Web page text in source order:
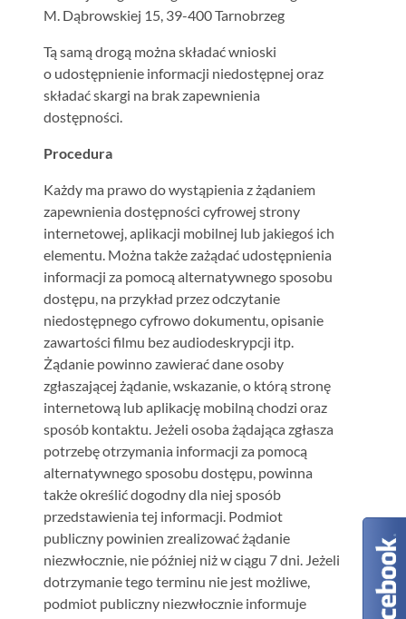
M. Dąbrowskiej 15, 39-400 Tarnobrzeg
Tą samą drogą można składać wnioski
o udostępnienie informacji niedostępnej oraz
składać skargi na brak zapewnienia
dostępności.
Procedura
Każdy ma prawo do wystąpienia z żądaniem
zapewnienia dostępności cyfrowej strony
internetowej, aplikacji mobilnej lub jakiegoś ich
elementu. Można także zażądać udostępnienia
informacji za pomocą alternatywnego sposobu
dostępu, na przykład przez odczytanie
niedostępnego cyfrowo dokumentu, opisanie
zawartości filmu bez audiodeskrypcji itp.
Żądanie powinno zawierać dane osoby
zgłaszającej żądanie, wskazanie, o którą stronę
internetową lub aplikację mobilną chodzi oraz
sposób kontaktu. Jeżeli osoba żądająca zgłasza
potrzebę otrzymania informacji za pomocą
alternatywnego sposobu dostępu, powinna
także określić dogodny dla niej sposób
przedstawienia tej informacji. Podmiot
publiczny powinien zrealizować żądanie
niezwłocznie, nie później niż w ciągu 7 dni. Jeżeli
dotrzymanie tego terminu nie jest możliwe,
podmiot publiczny niezwłocznie informuje